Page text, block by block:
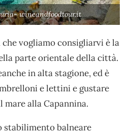
wineandfoodtour.it
che vogliamo consigliarvi è la
parte orientale della città.
in alta stagione, ed è
e lettini e gustare
mare alla Capannina.
stabilimento balneare